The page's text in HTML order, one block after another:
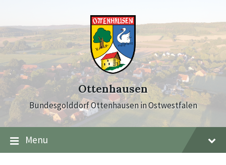
content
main
navigation
footer
Ottenhausen
Bundesgolddorf Ottenhausen in Ostwestfalen
Menu